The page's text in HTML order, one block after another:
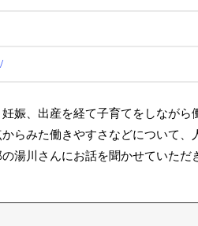
娠、出産を経て子育てをしながら
らみた働きやすさなどについて、
湯川さんにお話を聞かせていただ